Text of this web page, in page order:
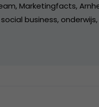
Marketingfacts,
social business,